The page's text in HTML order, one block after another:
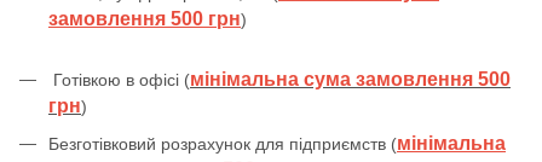
замовлення 500 грн)
Готівкою в офісі (мінімальна сума замовлення 500
грн)
Безготівковий розрахунок для підприємств (мінімальна